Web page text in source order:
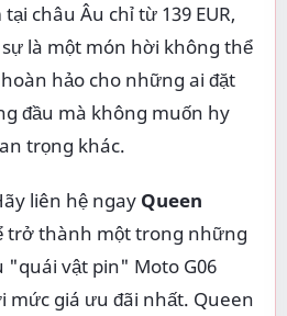
châu Âu chỉ từ 139 EUR,
là một món hời không thể
hảo cho những ai đặt
đầu mà không muốn hy
trọng khác.
liên hệ ngay Queen
trở thành một trong những
vật pin" Moto G06
mức giá ưu đãi nhất. Queen